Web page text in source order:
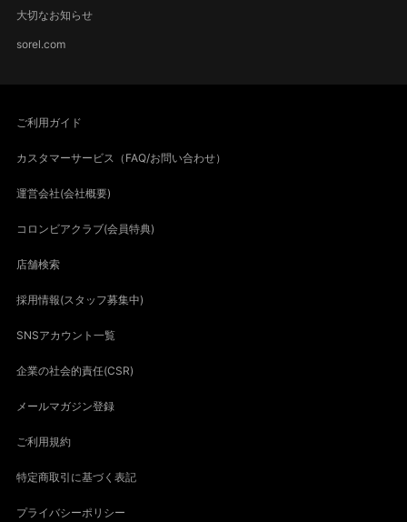
大切なお知らせ
sorel.com
ご利用ガイド
カスタマーサービス（FAQ/お問い合わせ）
運営会社(会社概要)
コロンビアクラブ(会員特典)
店舗検索
採用情報(スタッフ募集中)
SNSアカウント一覧
企業の社会的責任(CSR)
メールマガジン登録
ご利用規約
特定商取引に基づく表記
プライバシーポリシー